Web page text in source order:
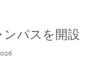
ンパスを開設